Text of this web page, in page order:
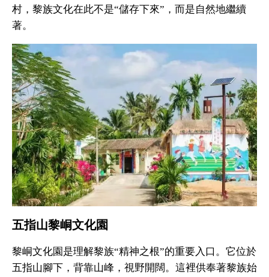
村，黎族文化在此不是“儲存下來”，而是自然地繼續
著。
五指山黎峒文化園
黎峒文化園是理解黎族“精神之根”的重要入口。它位於
五指山腳下，背靠山峰，視野開闊。這裡供奉著黎族始